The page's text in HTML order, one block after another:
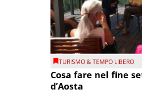
TURISMO & TEMPO LIBERO
Cosa fare nel fine
d’Aosta